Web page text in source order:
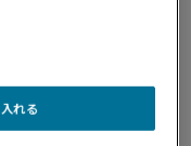
ティング用
¥ 414,700
れる